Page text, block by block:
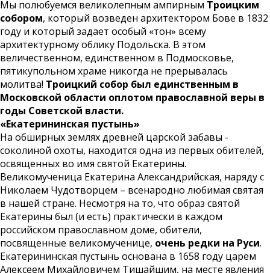
Мы полюбуемся великолепным ампирным Троицким
собором, который возведен архитектором Бове в 1832
году и который задает особый «тон» всему
архитектурному облику Подольска. В этом
величественном, единственном в Подмосковье,
пятикупольном храме никогда не прерывалась
молитва! Троицкий собор был единственным в
Московской области оплотом православной веры в
годы Советской власти.
«Екатерининская пустынь»
На обширных землях древней царской забавы -
соколиной охоты, находится одна из первых обителей,
освященных во имя святой Екатерины.
Великомученица Екатерина Александрийская, наряду с
Николаем Чудотворцем – всенародно любимая святая
в нашей стране. Несмотря на то, что образ святой
Екатерины был (и есть) практически в каждом
российском православном доме, обители,
посвященные великомученице, очень редки на Руси.
Екатерининская пустынь основана в 1658 году царем
Алексеем Михайловичем Тишайшим, на месте явления